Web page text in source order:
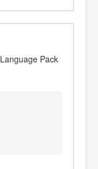
Pack